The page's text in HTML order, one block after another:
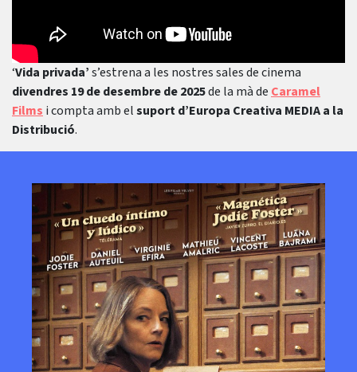
‘Vida privada’s’estrena a les nostres sales de cinema
divendres 19 de desembre de 2025de la mà de Caramel
Films i compta amb elsuport d’Europa Creativa MEDIA a la
Distribució.